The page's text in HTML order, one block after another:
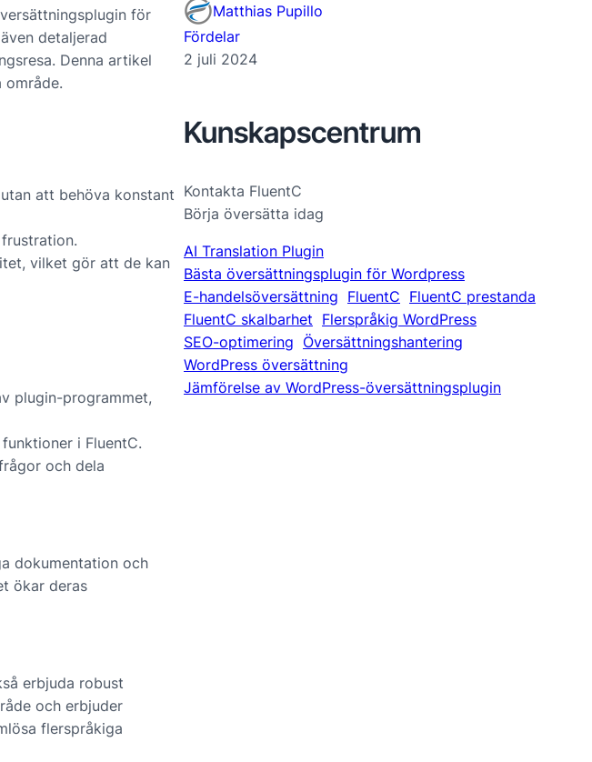
för
detaljerad
Denna artikel
att behöva konstant
vilket gör att de kan
plugin-programmet,
i FluentC.
och dela
dokumentation och
ökar deras
erbjuda robust
och erbjuder
flerspråkiga
Matthias Pupillo
Fördelar
2 juli 2024
Kunskapscentrum
Kontakta FluentC
Börja översätta idag
AI Translation Plugin
Bästa översättningsplugin för Wordpress
E-handelsöversättning FluentC FluentC prestanda
FluentC skalbarhet Flerspråkig WordPress
SEO-optimering Översättningshantering
WordPress översättning
Jämförelse av WordPress-översättningsplugin